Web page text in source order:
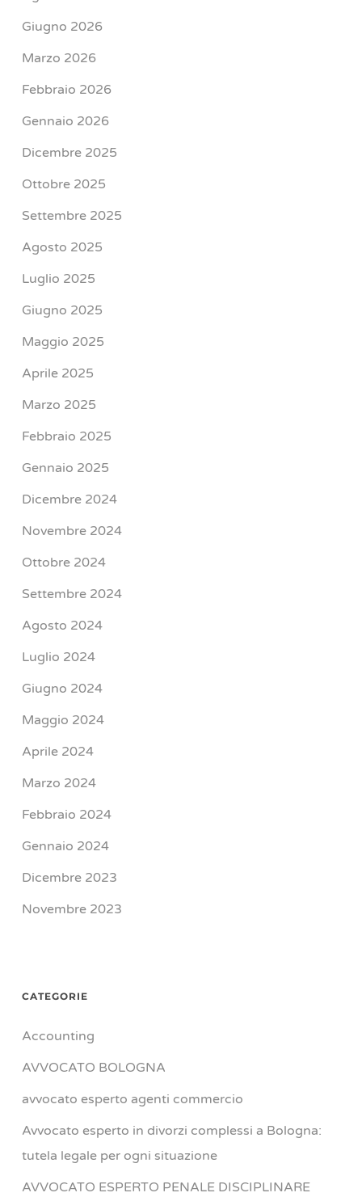
Giugno 2026
Marzo 2026
Febbraio 2026
Gennaio 2026
Dicembre 2025
Ottobre 2025
Settembre 2025
Agosto 2025
Luglio 2025
Giugno 2025
Maggio 2025
Aprile 2025
Marzo 2025
Febbraio 2025
Gennaio 2025
Dicembre 2024
Novembre 2024
Ottobre 2024
Settembre 2024
Agosto 2024
Luglio 2024
Giugno 2024
Maggio 2024
Aprile 2024
Marzo 2024
Febbraio 2024
Gennaio 2024
Dicembre 2023
Novembre 2023
CATEGORIE
Accounting
AVVOCATO BOLOGNA
avvocato esperto agenti commercio
Avvocato esperto in divorzi complessi a Bologna:
tutela legale per ogni situazione
AVVOCATO ESPERTO PENALE DISCIPLINARE